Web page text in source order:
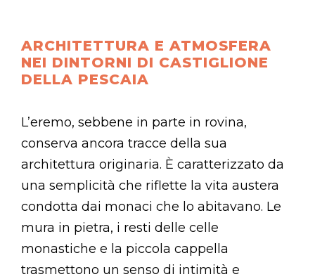
ARCHITETTURA E ATMOSFERA
NEI DINTORNI DI CASTIGLIONE
DELLA PESCAIA
L’eremo, sebbene in parte in rovina,
conserva ancora tracce della sua
architettura originaria. È caratterizzato da
una semplicità che riflette la vita austera
condotta dai monaci che lo abitavano. Le
mura in pietra, i resti delle celle
monastiche e la piccola cappella
trasmettono un senso di intimità e